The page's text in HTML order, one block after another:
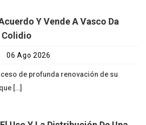
Y Vende A Vasco Da
Colidio
06 Ago 2026
de profunda renovación de su
[…]